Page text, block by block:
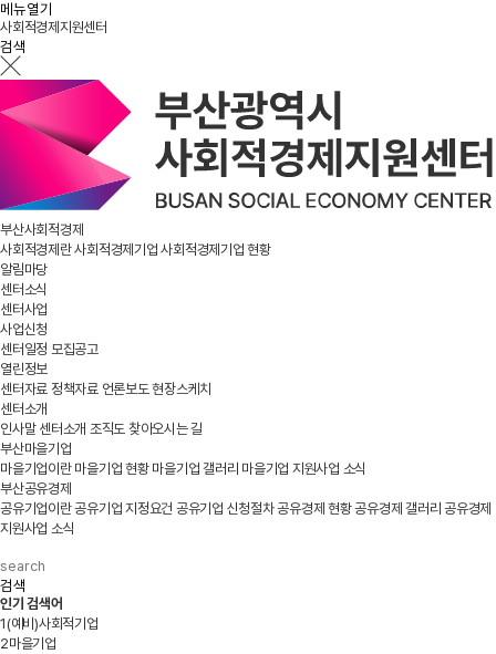
메뉴열기
사회적경제지원센터
검색
부산사회적경제
사회적경제란사회적경제기업 사회적경제기업 현황
알림마당
센터소식
센터사업
사업신청
센터일정 모집공고
열린정보
센터자료 정책자료 언론보도현장스케치
센터소개
인사말 센터소개 조직도 찾아오시는 길
부산마을기업
마을기업이란 마을기업 현황 마을기업 갤러리 마을기업 지원사업 소식
부산공유경제
공유기업이란공유기업 지정요건 공유기업 신청절차공유경제 현황공유경제 갤러리 공유경제
지원사업 소식
검색
인기 검색어
1 (예비)사회적기업
2마을기업